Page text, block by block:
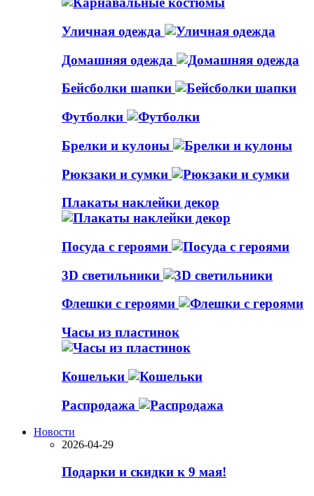
Уличная одежда
Домашняя одежда
Бейсболки шапки
Футболки
Брелки и кулоны
Рюкзаки и сумки
Плакаты наклейки декор
Посуда с героями
3D светильники
Флешки с героями
Часы из пластинок
Кошельки
Распродажа
Новости
2026-04-29
Подарки и скидки к 9 мая!